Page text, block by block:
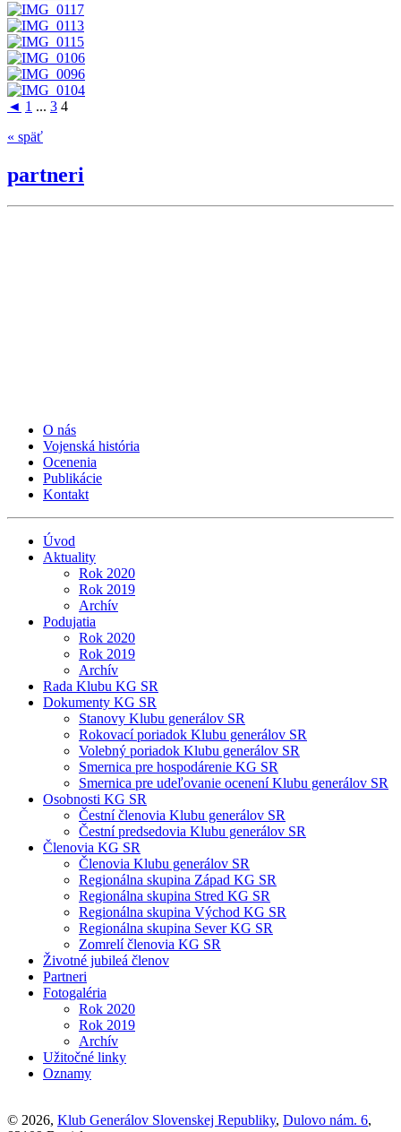
◄ 1 ... 3 4
« späť
partneri
O nás
Vojenská história
Ocenenia
Publikácie
Kontakt
Úvod
Aktuality
Rok 2020
Rok 2019
Archív
Podujatia
Rok 2020
Rok 2019
Archív
Rada Klubu KG SR
Dokumenty KG SR
Stanovy Klubu generálov SR
Rokovací poriadok Klubu generálov SR
Volebný poriadok Klubu generálov SR
Smernica pre hospodárenie KG SR
Smernica pre udeľovanie ocenení Klubu generálov SR
Osobnosti KG SR
Čestní členovia Klubu generálov SR
Čestní predsedovia Klubu generálov SR
Členovia KG SR
Členovia Klubu generálov SR
Regionálna skupina Západ KG SR
Regionálna skupina Stred KG SR
Regionálna skupina Východ KG SR
Regionálna skupina Sever KG SR
Zomrelí členovia KG SR
Životné jubileá členov
Partneri
Fotogaléria
Rok 2020
Rok 2019
Archív
Užitočné linky
Oznamy
© 2026, Klub Generálov Slovenskej Republiky, Dulovo nám. 6,